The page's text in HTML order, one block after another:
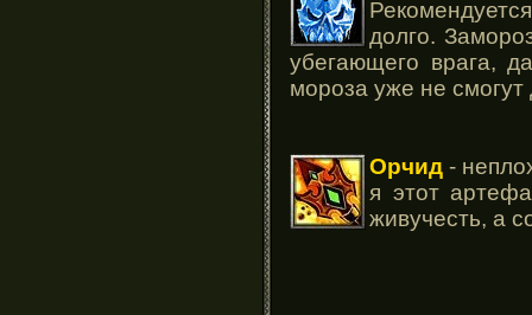
долго.
убегающего врага,
мороза уже не смогут
Орчид -
я этот
живучесть, а